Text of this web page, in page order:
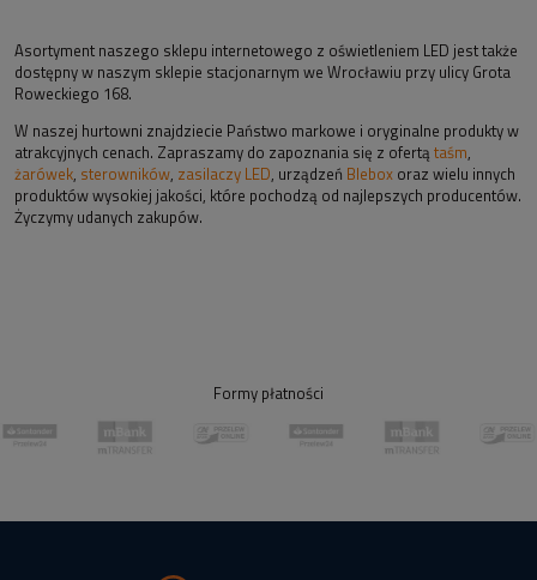
Asortyment naszego sklepu internetowego z oświetleniem LED jest także
dostępny w naszym sklepie stacjonarnym we Wrocławiu przy ulicy Grota
Roweckiego 168.
W naszej hurtowni znajdziecie Państwo markowe i oryginalne produkty w
atrakcyjnych cenach. Zapraszamy do zapoznania się z ofertą taśm,
żarówek, sterowników, zasilaczy LED, urządzeń Blebox oraz wielu innych
produktów wysokiej jakości, które pochodzą od najlepszych producentów.
Życzymy udanych zakupów.
Formy płatności